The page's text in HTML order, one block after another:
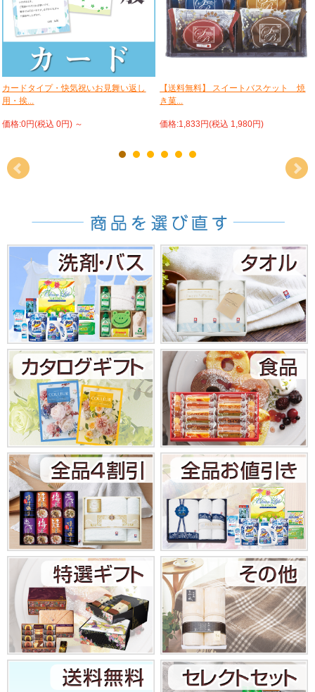
カードタイプ・快気祝いお見舞い返し
用・挨...
価格:0円(税込 0円) ～
【送料無料】 スイートバスケット 焼
き菓...
価格:1,833円(税込 1,980円)